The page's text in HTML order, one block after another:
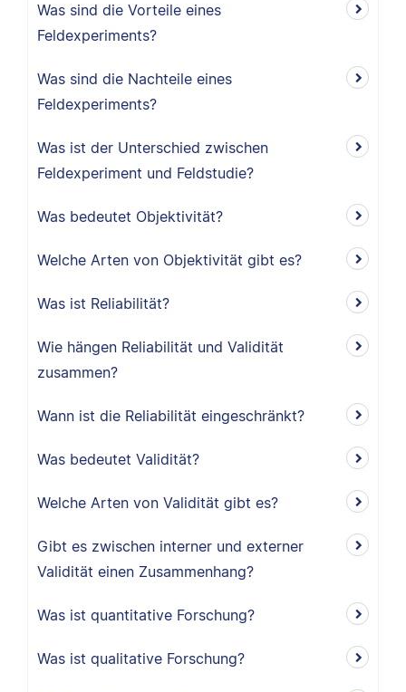
Was sind die Vorteile eines
Feldexperiments?
Was sind die Nachteile eines
Feldexperiments?
Was ist der Unterschied zwischen
Feldexperiment und Feldstudie?
Was bedeutet Objektivität?
Welche Arten von Objektivität gibt es?
Was ist Reliabilität?
Wie hängen Reliabilität und Validität
zusammen?
Wann ist die Reliabilität eingeschränkt?
Was bedeutet Validität?
Welche Arten von Validität gibt es?
Gibt es zwischen interner und externer
Validität einen Zusammenhang?
Was ist quantitative Forschung?
Was ist qualitative Forschung?